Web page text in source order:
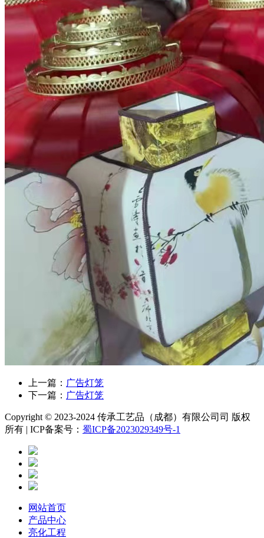
上一篇： 广告灯笼
下一篇： 广告灯笼
Copyright © 2023-2024 传承工艺品（成都）有限公司司 版权
所有 | ICP备案号： 蜀ICP备2023029349号-1
网站首页
产品中心
亮化工程